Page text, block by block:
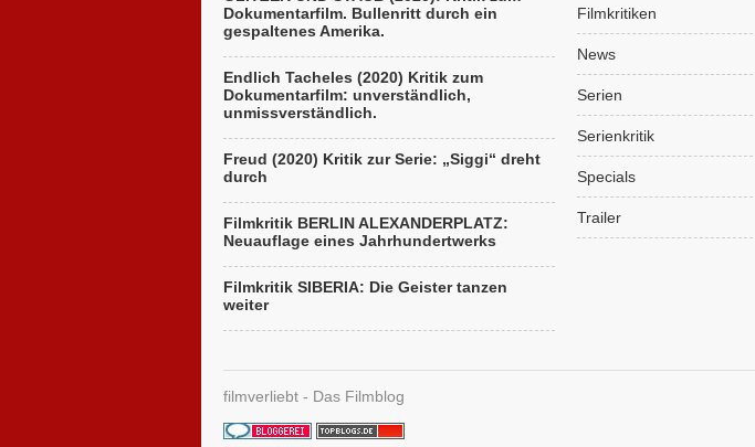
Dokumentarfilm. Bullenritt durch ein
gespaltenes Amerika.
Endlich Tacheles (2020) Kritik zum
Dokumentarfilm: unverständlich,
unmissverständlich.
Freud (2020) Kritik zur Serie: „Siggi“ dreht
durch
Filmkritik BERLIN ALEXANDERPLATZ:
Neuauflage eines Jahrhundertwerks
Filmkritik SIBERIA: Die Geister tanzen
weiter
Filmkritiken
News
Serien
Serienkritik
Specials
Trailer
filmverliebt - Das Filmblog